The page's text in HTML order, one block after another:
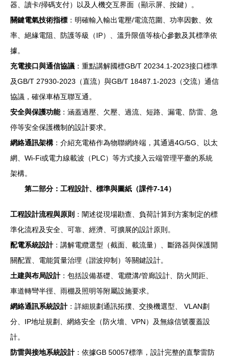
器、讀卡/掃碼支付）以及人機交互界面（顯示屏、按鍵）。
關鍵電氣技術指標 ：明確輸入輸出電壓/電流范圍、功率因數、效
率、絕緣電阻、防護等級（IP）、溫升限值等核心參數及其標準依
據。
充電接口與通信協議 ：重點講解國標GB/T 20234.1-2023接口標準
及GB/T 27930-2023（直流）與GB/T 18487.1-2023（交流）通信
協議，確保車樁互聯互通。
安全與保護功能：涵蓋過壓、欠壓、過流、短路、漏電、防雷、急
停等安全保護機制的設計要求。
網絡通訊架構：介紹充電樁作為物聯網終端，其通過4G/5G、以太
網、Wi-Fi或電力線載波（PLC）等方式接入云端管理平臺的系統
架構。
第二部分：工程設計、標準與圖紙（課件7-14）
工程設計流程與原則 ：闡述從現場勘查、負荷計算到方案制定的標
準化流程及安全、可靠、經濟、可擴展的設計原則。
配電系統設計：講解電纜選型（截面、載流量）、斷路器與保護開
關配置、電能質量治理（諧波抑制）等關鍵設計。
土建與布局設計：包括設備基礎、電纜溝/管廊設計、防火間距、
車道轉彎半徑、雨棚及照明等附屬設施要求。
網絡通訊系統設計：詳細規劃通訊拓撲、交換機選型、 VLAN劃
分、IP地址規劃、網絡安全（防火墻、VPN）及無線信號覆蓋設
計。
防雷與接地系統設計：依據GB 50057標準，設計完整的直擊雷防